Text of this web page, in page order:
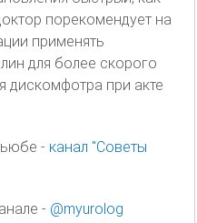
порекомендует на
применять
для более скорого
дискомфотра при акте
- канал "Советы
- @myurolog